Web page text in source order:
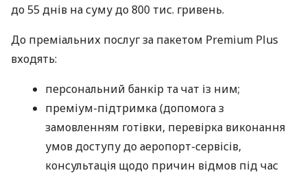
до 55 днів на суму до 800 тис. гривень.
До преміальних послуг за пакетом Premium Plus
входять:
персональний банкір та чат із ним;
преміум-підтримка (допомога з
замовленням готівки, перевірка виконання
умов доступу до аеропорт-сервісів,
консультація щодо причин відмов під час